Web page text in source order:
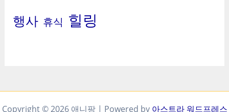
행사 휴식 힐링
Copyright © 2026 애니팡 | Powered by 아스트라 워드프레스